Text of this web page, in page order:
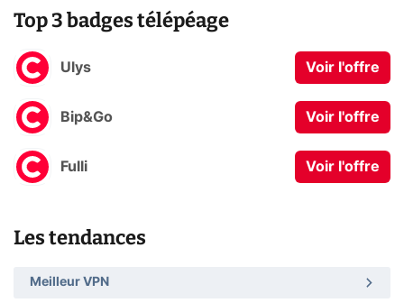
Top 3 badges télépéage
Ulys Voir l'offre
Bip&Go Voir l'offre
Fulli Voir l'offre
Les tendances
Meilleur VPN